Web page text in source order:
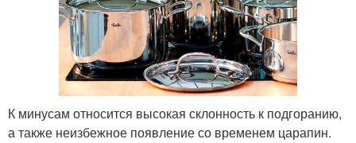
К минусам относится высокая склонность к подгоранию,
а также неизбежное появление со временем царапин.